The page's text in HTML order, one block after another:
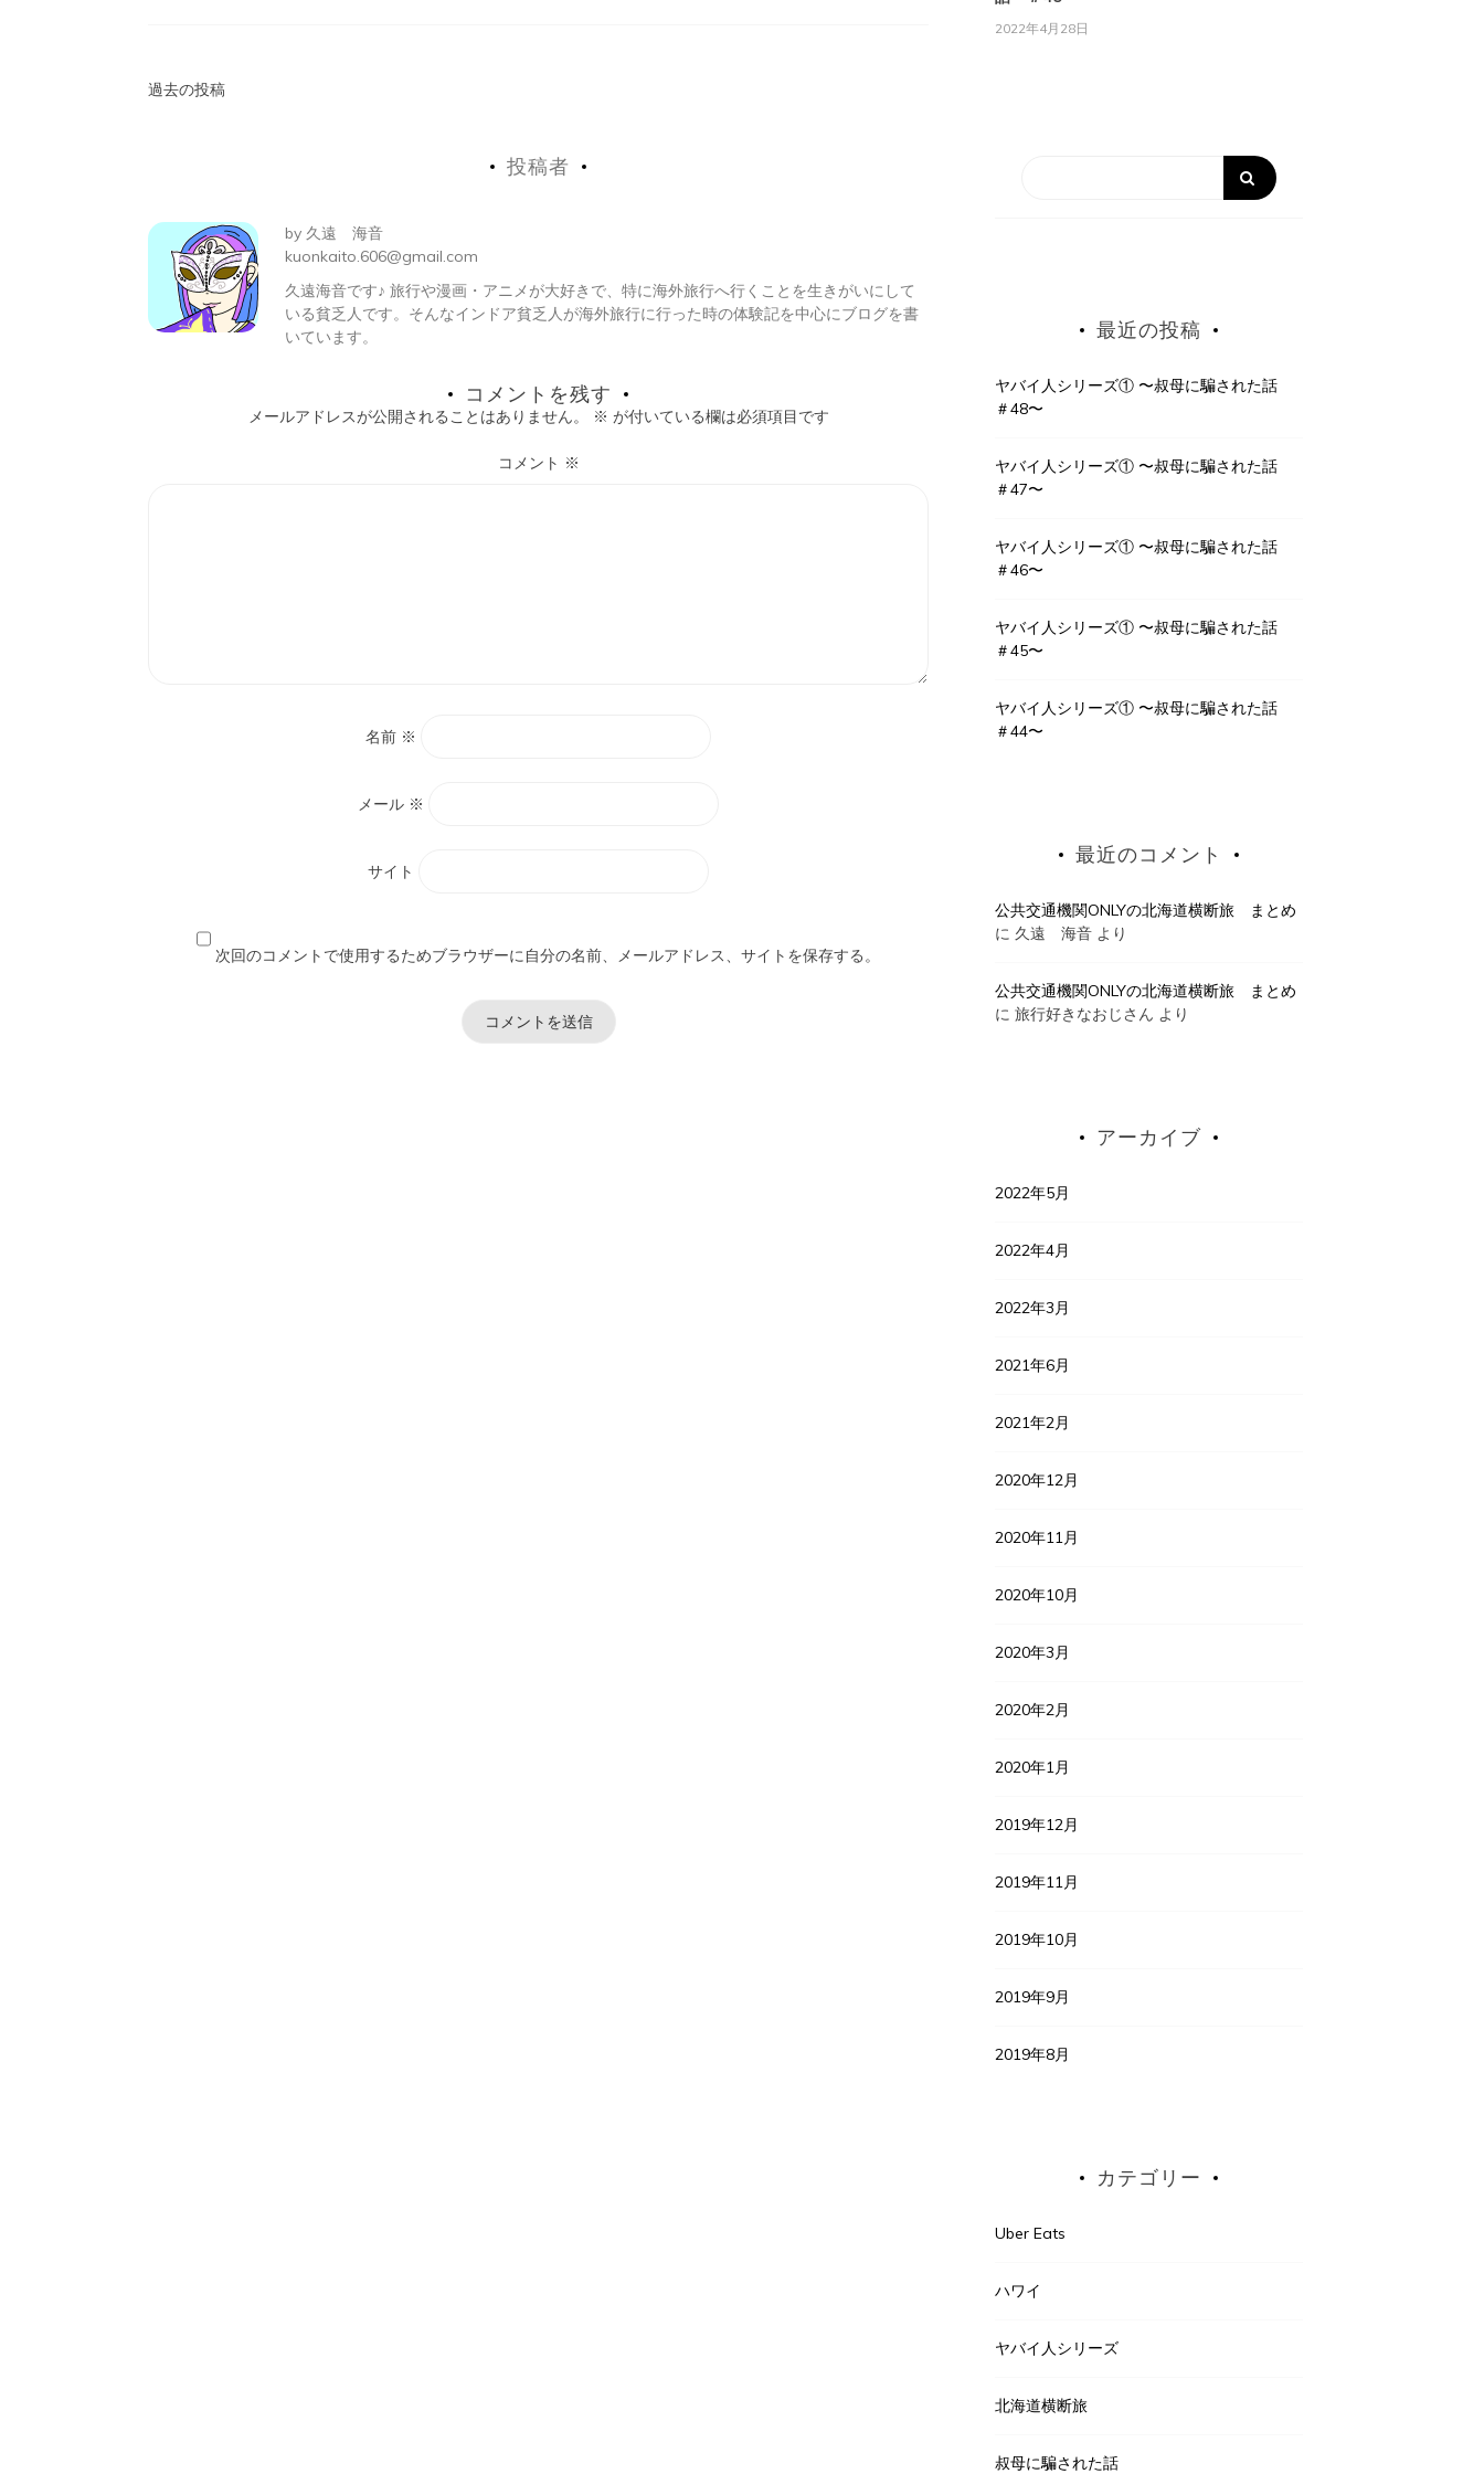
投
ビ
ゲ
ー
過去の投稿
投稿者
by 久遠 海音
kuonkaito.606@gmail.com
久遠海音です♪ 旅行や漫画・アニメが大好きで、特に海外旅行へ行くことを生きがいにして
いる貧乏人です。そんなインドア貧乏人が海外旅行に行った時の体験記を中心にブログを書
いています。
コメントを残す
メールアドレスが公開されることはありません。 ※ が付いている欄は必須項目です
コメント ※
名前 ※
メール ※
サイト
次回のコメントで使用するためブラウザーに自分の名前、メールアドレス、サイトを保存する。
2022年4月28日
最近の投稿
ヤバイ人シリーズ① 〜叔母に騙された話
＃48〜
ヤバイ人シリーズ① 〜叔母に騙された話
＃47〜
ヤバイ人シリーズ① 〜叔母に騙された話
＃46〜
ヤバイ人シリーズ① 〜叔母に騙された話
＃45〜
ヤバイ人シリーズ① 〜叔母に騙された話
＃44〜
最近のコメント
公共交通機関ONLYの北海道横断旅 まとめ
に 久遠 海音 より
公共交通機関ONLYの北海道横断旅 まとめ
に旅行好きなおじさん より
アーカイブ
2022年5月
2022年4月
2022年3月
2021年6月
2021年2月
2020年12月
2020年11月
2020年10月
2020年3月
2020年2月
2020年1月
2019年12月
2019年11月
2019年10月
2019年9月
2019年8月
カテゴリー
Uber Eats
ハワイ
ヤバイ人シリーズ
北海道横断旅
叔母に騙された話